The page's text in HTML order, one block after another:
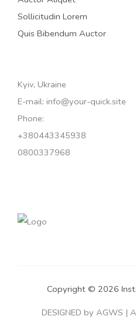
Sollicitudin Lorem
Quis Bibendum Auctor
Kyiv, Ukraine
E-mail: info@your-quick.site
Phone:
+380443345938
0800337968
Copyright © 2026
DESIGNED by AGWS |